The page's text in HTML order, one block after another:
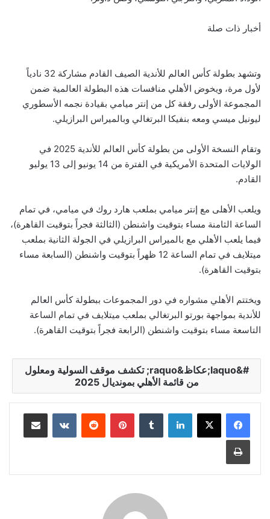
أخبار ذات صلة
وتشهد بطولة كأس العالم للأندية الصيف القادم مشاركة 32 نادياً
لأول مرة، ويخوض الأهلي منافسات هذه البطولة العالمية ضمن
المجموعة الأولى رفقة كل من إنتر ميامي بقيادة نجمه الأسطوري
ليونيل ميسي ومعه بنفيكا البرتغالي وبالميراس البرازيلي.
وتقام النسخة الأولى من بطولة كأس العالم للأندية 2025 في
الولايات المتحدة الأمريكية في الفترة من 14 يونيو إلى 13 يوليو
القادم.
ويلعب الأهلى مع إنتر ميامي بملعب هارد روك في ميامي، في تمام
الساعة الثامنة مساء بتوقيت واشنطن (الثالثة فجراً بتوقيت القاهرة)،
فيما يلعب الأهلي مع بالميراس البرازيلي في الجولة الثانية بملعب
ميتلايف في تمام الساعة 12 ظهراً بتوقيت واشنطن (السابعة مساء
بتوقيت القاهرة).
ويختتم الأهلي مشواره في دور المجموعات ببطولة كأس العالم
للأندية بمواجهة بورتو البرتغالي بملعب ميتلايف في تمام الساعة
التاسعة مساء بتوقيت واشنطن (الرابعة فجراً بتوقيت القاهرة).
&laquo;عكاظ&raquo; تكشف موقف السولية ومعلول
من قائمة الأهلي بمونديال 2025
لينكدإن بينتيريست